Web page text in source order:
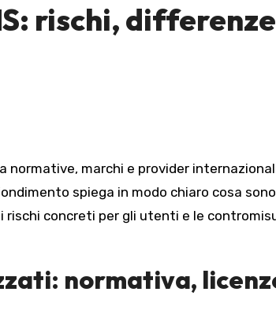
rischi,
spiega in modo chiaro cosa
concreti per gli utenti e le
normativa,